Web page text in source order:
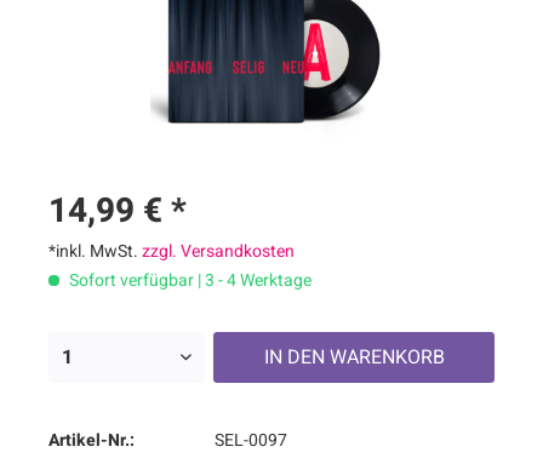
14,99 € *
*inkl. MwSt.zzgl. Versandkosten
Sofort verfügbar | 3 - 4 Werktage
IN DEN WARENKORB
Artikel-Nr.:
SEL-0097